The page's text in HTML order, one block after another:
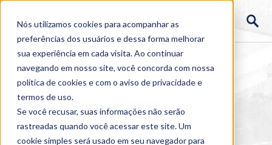
Nós utilizamos cookies para acompanhar as
preferências dos usuários e dessa forma melhorar
sua experiência em cada visita. Ao continuar
navegando em nosso site, você concorda com nossa
política de cookies e com o aviso deprivacidade e
termos de uso.
Se você recusar, suas informações não serão
rastreadas quando você acessar este site. Um
cookie simples será usado em seu navegador para
Home > Institucional >Acontece